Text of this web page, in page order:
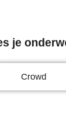
je
Crowd